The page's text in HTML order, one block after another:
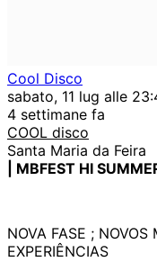
Cool Disco
sabato, 11 lug alle
4 settimane fa
COOL disco
Santa Maria da Feira
| MBFEST HI
NOVA FASE ; NOVOS
EXPERIÊNCIAS